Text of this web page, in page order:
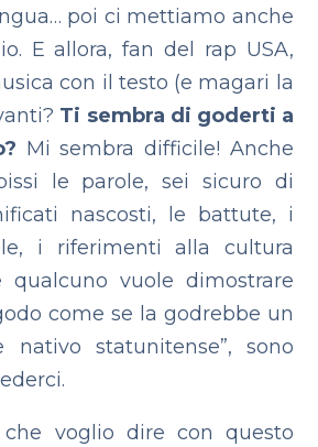
poi ci mettiamo anche
E allora, fan del rap USA,
con il testo (e magari la
Ti sembra di goderti a
Mi sembra difficile! Anche
le parole, sei sicuro di
nascosti, le battute, i
i riferimenti alla cultura
qualcuno vuole dimostrare
come se la godrebbe un
nativo statunitense”, sono
voglio dire con questo